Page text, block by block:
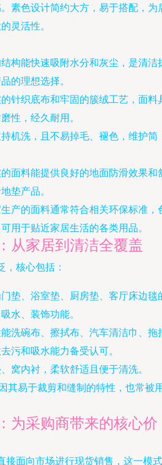
素色设计简约大方，易于搭配，为
灵活性。
结构能快速吸附水分和灰尘，是清洁
的理想选择。
的针织底布和牢固的簇绒工艺，面料
性，经久耐用。
机洗，且不易掉毛、褪色，维护简
的面料能提供良好的地面防滑效果和
垫产品。
生产的面料通常符合相关环保标准，
用于贴近家居生活的各类用品。
从家居到清洁全覆盖
，核心包括：
门垫、浴室垫、厨房垫、客厅床边毯
水、装饰功能。
能洗碗布、擦拭布、汽车清洁巾、拖
污和吸水能力备受认可。
窝内衬，柔软舒适且便于清洗。
其易于裁剪和缝制的特性，也常被
为采购商带来的核心价
接面向市场进行现货销售，这一模式